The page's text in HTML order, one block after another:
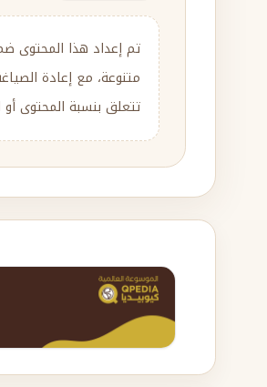
تم إعداد هذا المحتوى
تتعلق بنسبة المحتوى أو